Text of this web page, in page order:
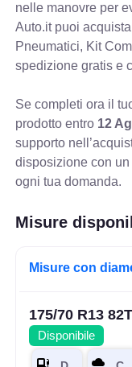
nelle manovre per
Auto.it puoi
Pneumatici, Kit
spedizione gratis e
Se completi ora il
prodotto entro 12
supporto
disposizione con
ogni tua domanda.
Misure
Misure con
175/70 R13 82T
Disponibile